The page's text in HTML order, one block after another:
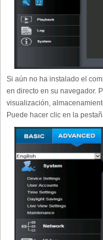
Si aún no ha instalado el
en directo en su navegador.
visualización,
Puede hacer clic en la